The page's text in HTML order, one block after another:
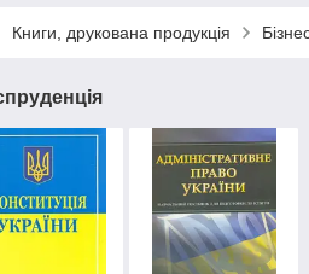
Книги, друкована продукція